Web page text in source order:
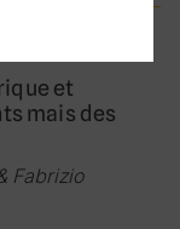
et
mais des
Fabrizio